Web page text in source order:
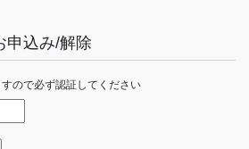
申込み/解除
ので必ず認証してください